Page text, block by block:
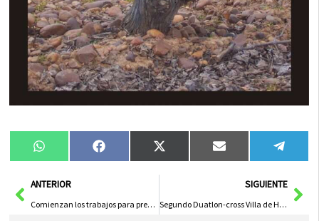
Compartir
en
WhatsAppCompartir
en
FacebookCompartir
en
X
(Twitter)
Compartir
en
Email
en
AntANTERIOR
Comienzan los trabajos para preparar la reintroducción del lince ibérico en los Montes de Toledo
SIGUIENTE
Segundo Duatlon-cross Villa de Herencia 2014